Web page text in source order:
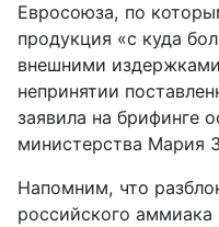
Евросоюза, по
продукция «с куда
внешними
непринятии
заявила на брифинге
министерства Мария
Напомним, что
российского аммиака